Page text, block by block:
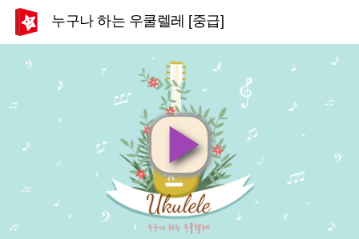
누구나 하는 우쿨렐레 [중급]
영